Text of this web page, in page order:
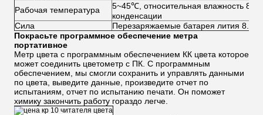
Рабочая температура
5~45℃, относительная влажность
конденсации
Сила
Перезаряжаемые батарея лития
Покрасьте программное обеспечение метра
портативное
Метр цвета с программным обеспечением КК цвета которое
может соединить цветометр с ПК. С программным
обеспечением, мы смогли сохранить и управлять данными
по цвета, выведите данные, произведите отчет по
испытаниям, отчет по испытанию печати. Он поможет
химику закончить работу гораздо легче.